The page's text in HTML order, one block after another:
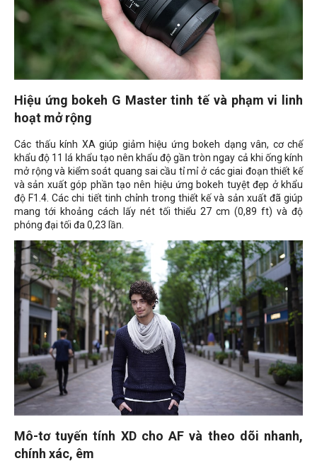
Hiệu ứng bokeh G Master tinh tế và phạm vi linh
hoạt mở rộng
Các thấu kính XA giúp giảm hiệu ứng bokeh dạng vân, cơ chế
khẩu độ 11 lá khẩu tạo nên khẩu độ gần tròn ngay cả khi ống kính
mở rộng và kiểm soát quang sai cầu tỉ mỉ ở các giai đoạn thiết kế
và sản xuất góp phần tạo nên hiệu ứng bokeh tuyệt đẹp ở khẩu
độ F1.4. Các chi tiết tinh chỉnh trong thiết kế và sản xuất đã giúp
mang tới khoảng cách lấy nét tối thiểu 27 cm (0,89 ft) và độ
phóng đại tối đa 0,23 lần.
Mô-tơ tuyến tính XD cho AF và theo dõi nhanh,
chính xác, êm